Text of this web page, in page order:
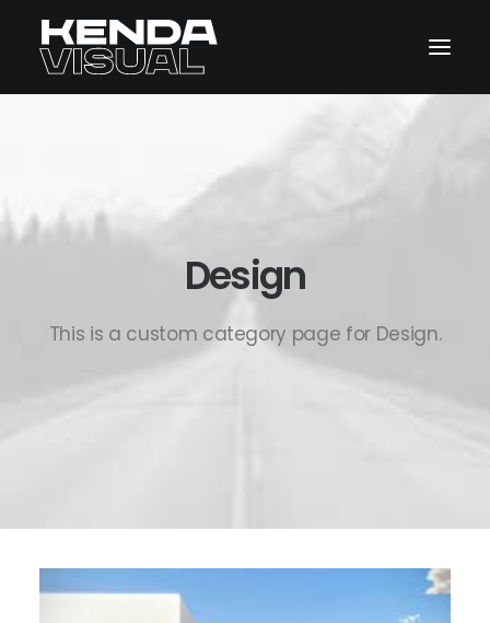
Pages
Works
Shop
Design
This is a custom category page for Design.